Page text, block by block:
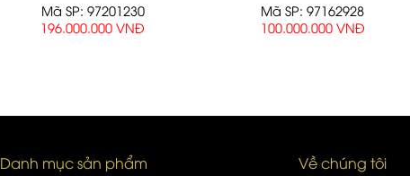
Mã SP: 97201230
196.000.000 VNĐ
Mã SP: 97162928
100.000.000 VNĐ
Danh mục sản phẩm Về chúng tôi